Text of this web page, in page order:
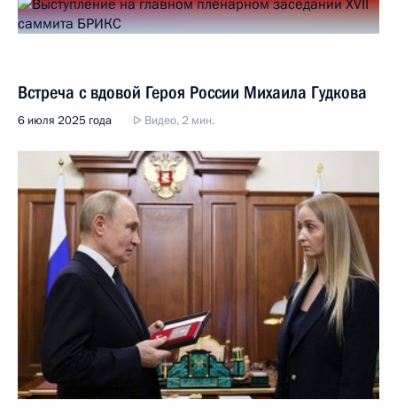
Встреча с вдовой Героя России Михаила Гудкова
6 июля 2025 года Видео, 2 мин.